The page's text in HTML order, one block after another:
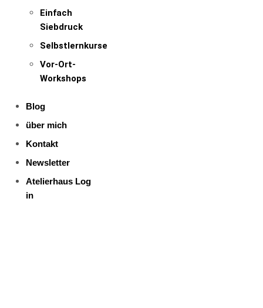
Einfach
Siebdruck
Selbstlernkurse
Vor-Ort-
Workshops
Blog
über mich
Kontakt
Newsletter
Atelierhaus Log
in